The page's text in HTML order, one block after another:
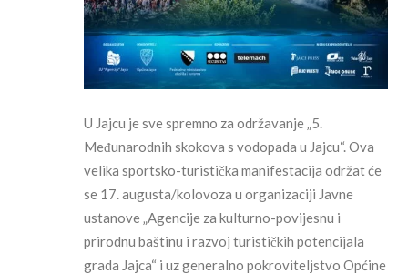
U Jajcu je sve spremno za održavanje „5.
Međunarodnih skokova s vodopada u Jajcu“. Ova
velika sportsko-turistička manifestacija održat će
se 17. augusta/kolovoza u organizaciji Javne
ustanove „Agencije za kulturno-povijesnu i
prirodnu baštinu i razvoj turističkih potencijala
grada Jajca“ i uz generalno pokroviteljstvo Općine